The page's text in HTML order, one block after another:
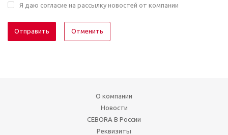
Я даю согласие на рассылку новостей от компании
Отменить
О компании
Новости
CEBORA В России
Реквизиты